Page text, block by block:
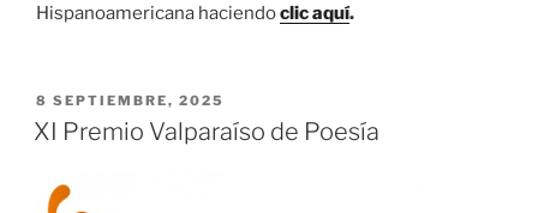
Hispanoamericana haciendoclic aquí.
PUBLICADO
EL
8 SEPTIEMBRE, 2025
XI Premio Valparaíso de Poesía